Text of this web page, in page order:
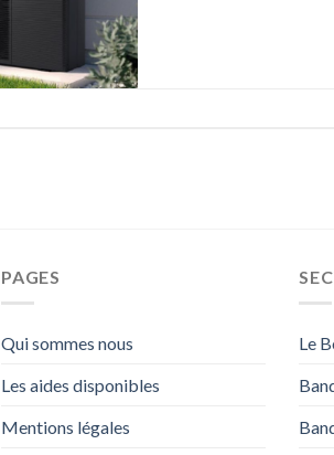
PAGES
Qui sommes nous
Les aides disponibles
Mentions légales
Le